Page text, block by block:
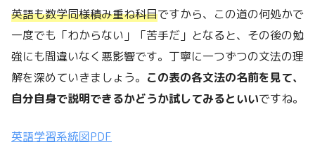
英語も数学同様積み重ね科目ですから、この道の何処かで
一度でも「わからない」「苦手だ」となると、その後の勉
強にも間違いなく悪影響です。丁寧に一つずつの文法の理
解を深めていきましょう。 この表の各文法の名前を見て、
自分自身で説明できるかどうか試してみるといいですね。
英語学習系統図PDF